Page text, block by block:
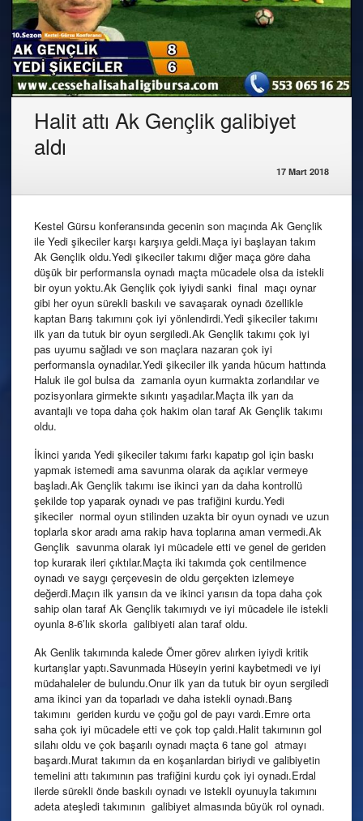
Halit attı Ak Gençlik galibiyet
aldı
17 Mart 2018
Kestel Gürsu konferansında gecenin son maçında Ak Gençlik
ile Yedi şikeciler karşı karşıya geldi.Maça iyi başlayan takım
Ak Gençlik oldu.Yedi şikeciler takımı diğer maça göre daha
düşük bir performansla oynadı maçta mücadele olsa da istekli
bir oyun yoktu.Ak Gençlik çok iyiydi sanki final maçı oynar
gibi her oyun sürekli baskılı ve savaşarak oynadı özellikle
kaptan Barış takımını çok iyi yönlendirdi.Yedi şikeciler takımı
ilk yarı da tutuk bir oyun sergiledi.Ak Gençlik takımı çok iyi
pas uyumu sağladı ve son maçlara nazaran çok iyi
performansla oynadılar.Yedi şikeciler ilk yarıda hücum hattında
Haluk ile gol bulsa da zamanla oyun kurmakta zorlandılar ve
pozisyonlara girmekte sıkıntı yaşadılar.Maçta ilk yarı da
avantajlı ve topa daha çok hakim olan taraf Ak Gençlik takımı
oldu.
İkinci yarıda Yedi şikeciler takımı farkı kapatıp gol için baskı
yapmak istemedi ama savunma olarak da açıklar vermeye
başladı.Ak Gençlik takımı ise ikinci yarı da daha kontrollü
şekilde top yaparak oynadı ve pas trafiğini kurdu.Yedi
şikeciler normal oyun stilinden uzakta bir oyun oynadı ve uzun
toplarla skor aradı ama rakip hava toplarına aman vermedi.Ak
Gençlik savunma olarak iyi mücadele etti ve genel de geriden
top kurarak ileri çıktılar.Maçta iki takımda çok centilmence
oynadı ve saygı çerçevesin de oldu gerçekten izlemeye
değerdi.Maçın ilk yarısın da ve ikinci yarısın da topa daha çok
sahip olan taraf Ak Gençlik takımıydı ve iyi mücadele ile istekli
oyunla 8-6’lık skorla galibiyeti alan taraf oldu.
Ak Genlik takımında kalede Ömer görev alırken iyiydi kritik
kurtarışlar yaptı.Savunmada Hüseyin yerini kaybetmedi ve iyi
müdahaleler de bulundu.Onur ilk yarı da tutuk bir oyun sergiledi
ama ikinci yarı da toparladı ve daha istekli oynadı.Barış
takımını geriden kurdu ve çoğu gol de payı vardı.Emre orta
saha çok iyi mücadele etti ve çok top çaldı.Halit takımının gol
silahı oldu ve çok başarılı oynadı maçta 6 tane gol atmayı
başardı.Murat takımın da en koşanlardan biriydi ve galibiyetin
temelini attı takımının pas trafiğini kurdu çok iyi oynadı.Erdal
ilerde sürekli önde baskılı oynadı ve istekli oyunuyla takımını
adeta ateşledi takımının galibiyet almasında büyük rol oynadı.